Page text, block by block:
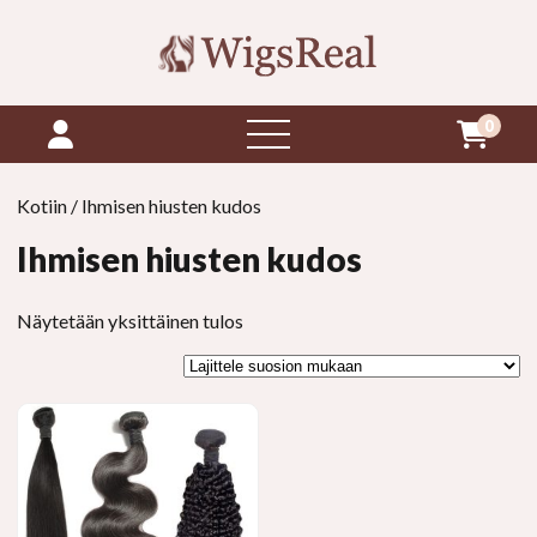
avaa
valikko
0
Kotiin / Ihmisen hiusten kudos
Ihmisen hiusten kudos
Näytetään yksittäinen tulos